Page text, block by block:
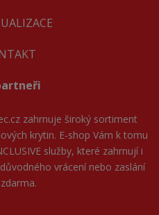
zahrnuje široký sortiment
krytin. E-shop Vám k tomu
služby, které zahrnují i
vrácení nebo zaslání